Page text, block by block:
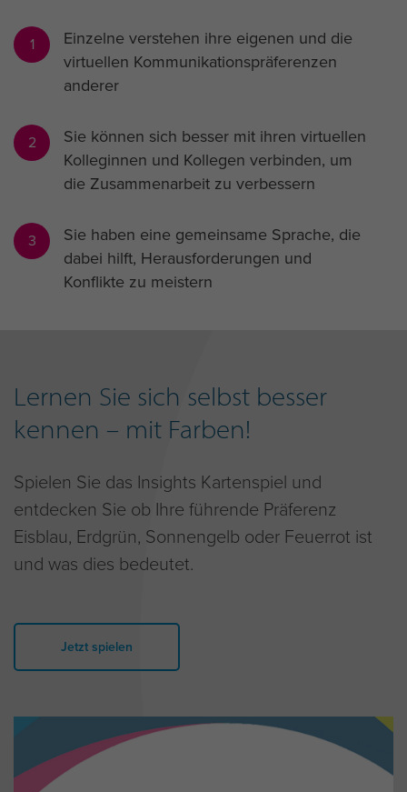
1
Einzelne verstehen ihre eigenen und die
virtuellen Kommunikationspräferenzen
anderer
2
Sie können sich besser mit ihren virtuellen
Kolleginnen und Kollegen verbinden, um
die Zusammenarbeit zu verbessern
3
Sie haben eine gemeinsame Sprache, die
dabei hilft, Herausforderungen und
Konflikte zu meistern
Lernen Sie sich selbst besser
kennen – mit Farben!
Spielen Sie das Insights Kartenspiel und
entdecken Sie ob Ihre führende Präferenz
Eisblau, Erdgrün, Sonnengelb oder Feuerrot ist
und was dies bedeutet.
Jetzt spielen